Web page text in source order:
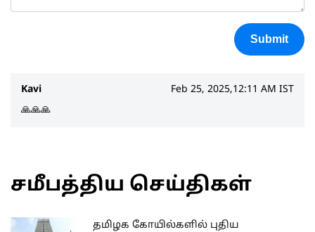
Submit
Kavi
Feb 25, 2025,12:11 AM IST
🙏🙏🙏
சமீபத்திய செய்திகள்
தமிழக கோயில்களில் புதிய